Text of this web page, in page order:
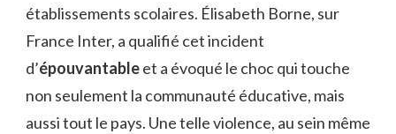
établissements scolaires. Élisabeth Borne, sur
France Inter, a qualifié cet incident
d’épouvantableet a évoqué le choc qui touche
non seulement la communauté éducative, mais
aussi tout le pays. Une telle violence, au sein même